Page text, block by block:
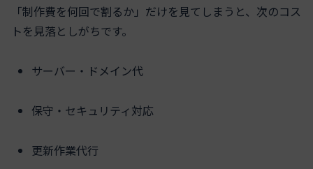
「制作費を何回で割るか」だけを見てしまうと、次のコス
トを見落としがちです。
サーバー・ドメイン代
保守・セキュリティ対応
更新作業代行